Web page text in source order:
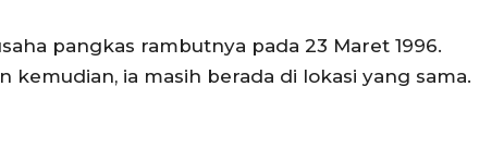
pangkas rambutnya pada 23 Maret 1996.
kemudian, ia masih berada di lokasi yang sama.